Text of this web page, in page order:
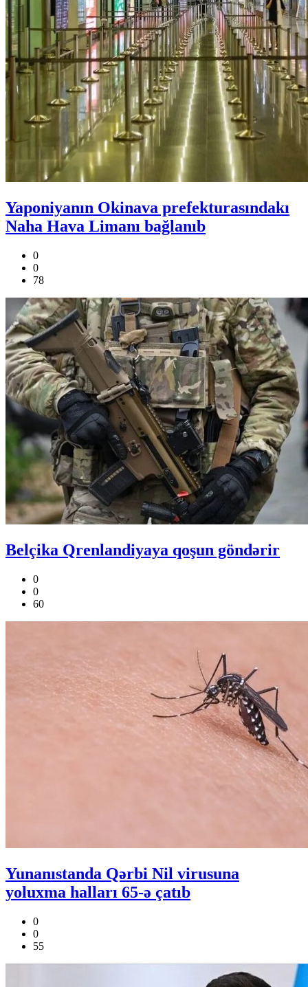
Yaponiyanın Okinava prefekturasındakı
Naha Hava Limanı bağlanıb
0
0
78
Belçika Qrenlandiyaya qoşun göndərir
0
0
60
Yunanıstanda Qərbi Nil virusuna
yoluxma halları 65-ə çatıb
0
0
55